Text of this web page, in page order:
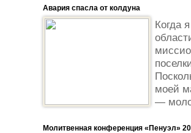
Авария спасла от колдуна
Когда
моей
—
Молитвенная конференция «Пенуэл»